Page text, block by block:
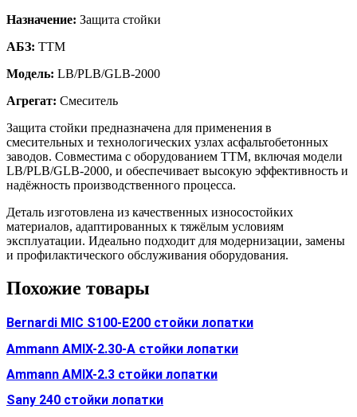
Назначение: Защита стойки
АБЗ: TTM
Модель: LB/PLB/GLB-2000
Агрегат: Смеситель
Защита стойки предназначена для применения в
смесительных и технологических узлах асфальтобетонных
заводов. Совместима с оборудованием TTM, включая модели
LB/PLB/GLB-2000, и обеспечивает высокую эффективность и
надёжность производственного процесса.
Деталь изготовлена из качественных износостойких
материалов, адаптированных к тяжёлым условиям
эксплуатации. Идеально подходит для модернизации, замены
и профилактического обслуживания оборудования.
Похожие товары
Bernardi MIC S100-E200 стойки лопатки
Ammann AMIX-2.30-A стойки лопатки
Ammann AMIX-2.3 стойки лопатки
Sany 240 стойки лопатки